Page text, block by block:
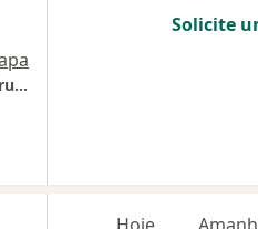
Dr. Oscar Dall'Igna - Doenças da Coluna e Neurocirurgia - IN Clínica Médica
Solicite